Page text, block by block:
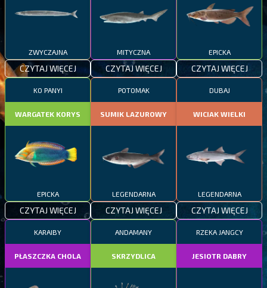
ZWYCZAJNA
CZYTAJ WIĘCEJ
MITYCZNA
CZYTAJ WIĘCEJ
EPICKA
CZYTAJ WIĘCEJ
KO PANYI
WARGATEK KORYS
EPICKA
CZYTAJ WIĘCEJ
POTOMAK
SUMIK LAZUROWY
LEGENDARNA
CZYTAJ WIĘCEJ
DUBAJ
WICIAK WIELKI
LEGENDARNA
CZYTAJ WIĘCEJ
KARAIBY
PŁASZCZKA CHOLA
ANDAMANY
SKRZYDLICA
RZEKA JANGCY
JESIOTR DABRY